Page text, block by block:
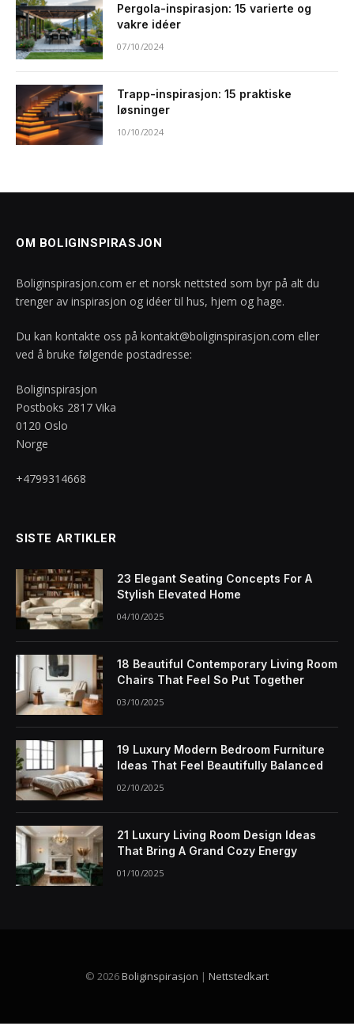
Pergola-inspirasjon: 15 varierte og
vakre idéer
07/10/2024
Trapp-inspirasjon: 15 praktiske
løsninger
10/10/2024
OM BOLIGINSPIRASJON
Boliginspirasjon.com er et norsk nettsted som byr på alt du
trenger av inspirasjon og idéer til hus, hjem og hage.
Du kan kontakte oss på kontakt@boliginspirasjon.com eller
ved å bruke følgende postadresse:
Boliginspirasjon
Postboks 2817 Vika
0120 Oslo
Norge
+4799314668
SISTE ARTIKLER
23 Elegant Seating Concepts For A
Stylish Elevated Home
04/10/2025
18 Beautiful Contemporary Living Room
Chairs That Feel So Put Together
03/10/2025
19 Luxury Modern Bedroom Furniture
Ideas That Feel Beautifully Balanced
02/10/2025
21 Luxury Living Room Design Ideas
That Bring A Grand Cozy Energy
01/10/2025
© 2026Boliginspirasjon | Nettstedkart